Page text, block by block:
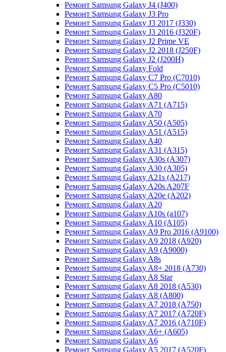
Ремонт Samsung Galaxy J4 (J400)
Ремонт Samsung Galaxy J3 Pro
Ремонт Samsung Galaxy J3 2017 (J330)
Ремонт Samsung Galaxy J3 2016 (J320F)
Ремонт Samsung Galaxy J2 Prime VE
Ремонт Samsung Galaxy J2 2018 (J250F)
Ремонт Samsung Galaxy J2 (J200H)
Ремонт Samsung Galaxy Fold
Ремонт Samsung Galaxy C7 Pro (C7010)
Ремонт Samsung Galaxy C5 Pro (C5010)
Ремонт Samsung Galaxy A80
Ремонт Samsung Galaxy A71 (A715)
Ремонт Samsung Galaxy A70
Ремонт Samsung Galaxy A50 (A505)
Ремонт Samsung Galaxy A51 (A515)
Ремонт Samsung Galaxy A40
Ремонт Samsung Galaxy A31 (A315)
Ремонт Samsung Galaxy A30s (A307)
Ремонт Samsung Galaxy A30 (A305)
Ремонт Samsung Galaxy A21s (A217)
Ремонт Samsung Galaxy A20s A207F
Ремонт Samsung Galaxy A20e (A202)
Ремонт Samsung Galaxy A20
Ремонт Samsung Galaxy A10s (a107)
Ремонт Samsung Galaxy A10 (A105)
Ремонт Samsung Galaxy A9 Pro 2016 (A9100)
Ремонт Samsung Galaxy A9 2018 (A920)
Ремонт Samsung Galaxy A9 (A9000)
Ремонт Samsung Galaxy A8s
Ремонт Samsung Galaxy A8+ 2018 (A730)
Ремонт Samsung Galaxy A8 Star
Ремонт Samsung Galaxy A8 2018 (A530)
Ремонт Samsung Galaxy A8 (A800)
Ремонт Samsung Galaxy A7 2018 (A750)
Ремонт Samsung Galaxy A7 2017 (A720F)
Ремонт Samsung Galaxy A7 2016 (A710F)
Ремонт Samsung Galaxy A6+ (A605)
Ремонт Samsung Galaxy A6
Ремонт Samsung Galaxy A5 2017 (A520F)